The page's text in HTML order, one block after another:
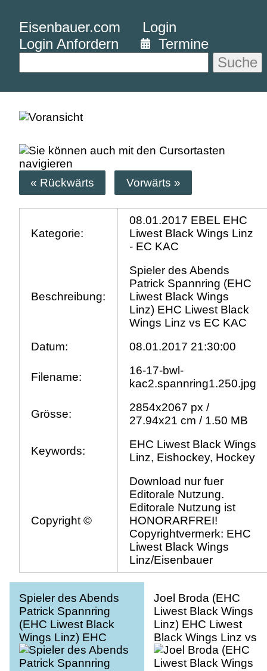
Eisenbauer.com
Login
Login Anfordern
Termine
Suche
« Rückwärts Vorwärts »
Kategorie:
08.01.2017 EBEL EHC
Liwest Black Wings Linz
- EC KAC
Beschreibung:
Spieler des Abends
Patrick Spannring (EHC
Liwest Black Wings
Linz) EHC Liwest Black
Wings Linz vs EC KAC
Datum:
08.01.2017 21:30:00
Filename:
16-17-bwl-
kac2.spannring1.250.jpg
Grösse:
2854x2067 px /
27.94x21 cm / 1.50 MB
Keywords:
EHC Liwest Black Wings
Linz, Eishockey, Hockey
Copyright ©
Download nur fuer
Editorale Nutzung.
Editorale Nutzung ist
HONORARFREI!
Copyrightvermerk: EHC
Liwest Black Wings
Linz/Eisenbauer
Spieler des Abends
Patrick Spannring
(EHC Liwest Black
Wings Linz) EHC
Liwest Black Wings
Linz vs EC KAC
Joel Broda (EHC
Liwest Black Wings
Linz) EHC Liwest
Black Wings Linz vs
EC KAC